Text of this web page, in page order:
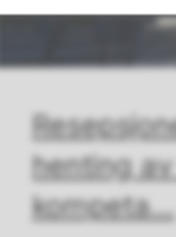
henting
kompeta...